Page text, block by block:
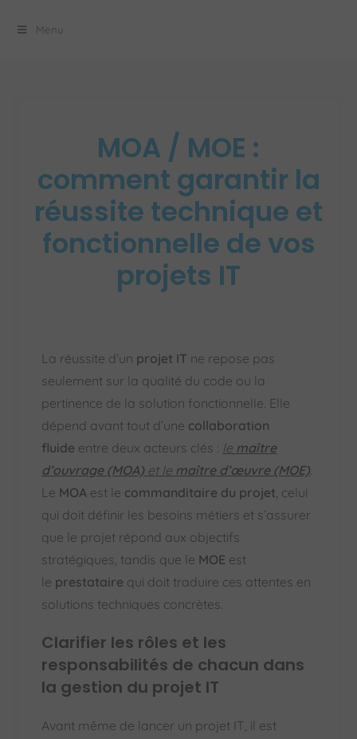
Menu
MOA / MOE :
comment garantir la
réussite technique et
fonctionnelle de vos
projets IT
La réussite d’un projet IT ne repose pas
seulement sur la qualité du code ou la
pertinence de la solution fonctionnelle. Elle
dépend avant tout d’une collaboration
fluide entre deux acteurs clés : le maître
d’ouvrage (MOA) et le maître d’œuvre (MOE).
Le MOA est le commanditaire du projet, celui
qui doit définir les besoins métiers et s’assurer
que le projet répond aux objectifs
stratégiques, tandis que le MOE est
le prestataire qui doit traduire ces attentes en
solutions techniques concrètes.
Clarifier les rôles et les
responsabilités de chacun dans
la gestion du projet IT
Avant même de lancer un projet IT, il est